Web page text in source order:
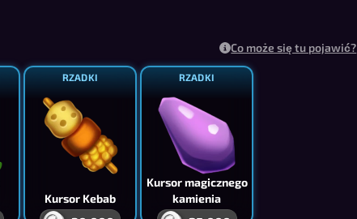
Co może się tu pojawić?
RZADKI
Kursor Kebab
RZADKI
Kursor magicznego
kamienia